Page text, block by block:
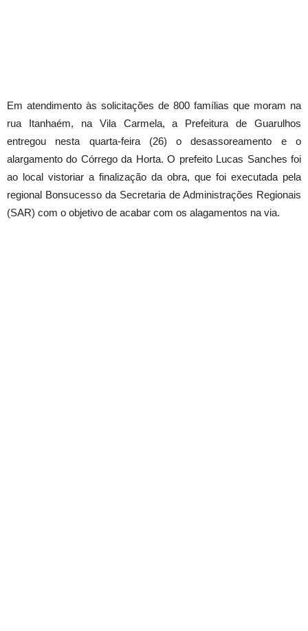
Em atendimento às solicitações de 800 famílias que moram na
rua Itanhaém, na Vila Carmela, a Prefeitura de Guarulhos
entregou nesta quarta-feira (26) o desassoreamento e o
alargamento do Córrego da Horta. O prefeito Lucas Sanches foi
ao local vistoriar a finalização da obra, que foi executada pela
regional Bonsucesso da Secretaria de Administrações Regionais
(SAR) com o objetivo de acabar com os alagamentos na via.